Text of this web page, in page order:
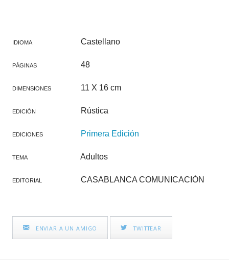
IDIOMA Castellano
PÁGINAS 48
DIMENSIONES 11 X 16 cm
EDICIÓN Rústica
EDICIONES Primera Edición
TEMA Adultos
EDITORIAL CASABLANCA COMUNICACIÓN
ENVIAR A UN AMIGO TWITTEAR